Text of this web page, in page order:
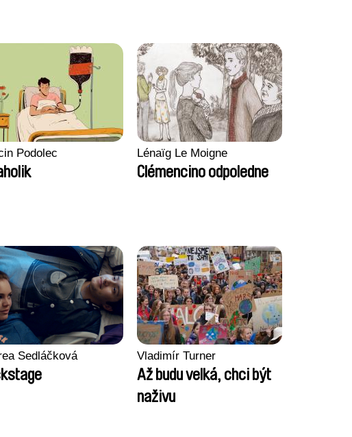
Podolec Lénaïg Le Moigne
Clémencino odpoledne
Sedláčková Vladimír Turner
Až budu velká, chci být
naživu